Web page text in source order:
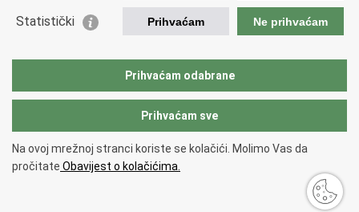
Europska komisija
Taxation and Customs Union
Copyright © 2026 Ministarstvo financija, Carinska uprava.
korištenja.
Statistički Prihvaćam Ne prihvaćam
Prihvaćam odabrane
Prihvaćam sve
Na ovoj mrežnoj stranci koriste se kolačići. Molimo Vas da
pročitate Obavijest o kolačićima.